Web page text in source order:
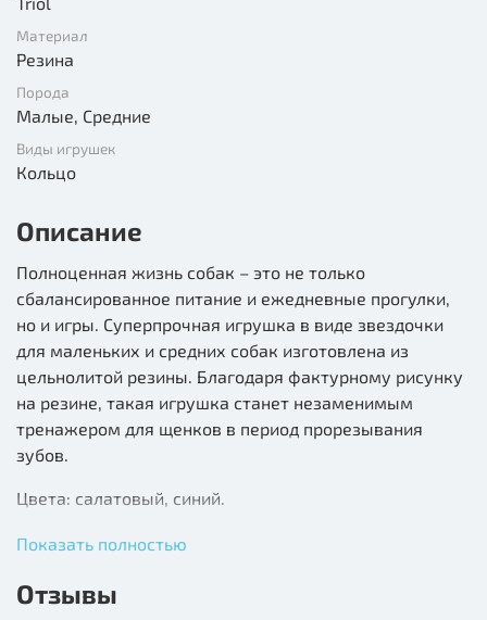
Материал
Резина
Порода
Малые, Средние
Виды игрушек
Кольцо
Описание
Полноценная жизнь собак – это не только
сбалансированное питание и ежедневные прогулки,
но и игры. Суперпрочная игрушка в виде звездочки
для маленьких и средних собак изготовлена из
цельнолитой резины. Благодаря фактурному рисунку
на резине, такая игрушка станет незаменимым
тренажером для щенков в период прорезывания
зубов.
Цвета: салатовый, синий.
Размер d85мм.
Показать полностью
Отзывы